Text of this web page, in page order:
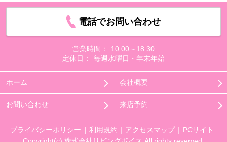
クリエイトS・D下川入店
約1022m／13分
電話でお問い合わせ
営業時間：
10:00～18:30
定休日：
毎週水曜日・年末年始
ホーム 会社概要
お問い合わせ 来店予約
プライバシーポリシー 利用規約 アクセスマップ
PCサイト